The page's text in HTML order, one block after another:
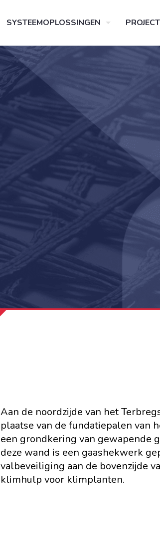
SYSTEEMOPLOSSINGEN
Aan de noordzijde van het
plaatse van de fundatiepalen van
een grondkering van gewapende
deze wand is een gaashekwerk
valbeveiliging aan de bovenzijde
klimhulp voor klimplanten.